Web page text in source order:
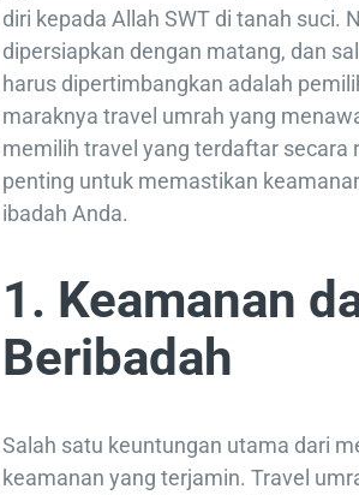
diri kepada Allah SWT di tanah suci.
dipersiapkan dengan matang, dan
harus dipertimbangkan adalah
maraknya travel umrah yang
memilih travel yang terdaftar secara
penting untuk memastikan
ibadah Anda.
1. Keamanan
Beribadah
Salah satu keuntungan utama dari
keamanan yang terjamin. Travel